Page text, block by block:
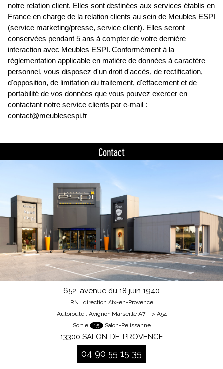
notre relation client. Elles sont destinées aux services établis en
France en charge de la relation clients au sein de Meubles ESPI
(service marketing/presse, service client). Elles seront
conservées pendant 5 ans à compter de votre dernière
interaction avec Meubles ESPI. Conformément à la
réglementation applicable en matière de données à caractère
personnel, vous disposez d'un droit d'accès, de rectification,
d'opposition, de limitation du traitement, d'effacement et de
portabilité de vos données que vous pouvez exercer en
contactant notre service clients par e-mail :
contact@meublesespi.fr
Contact
652, avenue du 18 juin 1940
RN : direction Aix-en-Provence
Autoroute : Avignon Marseille A7 --> A54
Sortie
15 Salon-Pelissanne
13300 SALON-DE-PROVENCE
04 90 55 15 35